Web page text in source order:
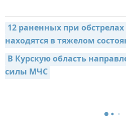
12 раненных при
находятся в тяжелом
В Курскую область
силы МЧС